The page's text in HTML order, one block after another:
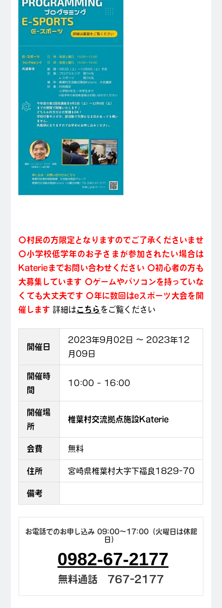
〇村民の方限定となりますのでご了承くださいませ
〇小学校低学年のお子さまが参加されたい場合は
Katerieまでお問い合わせください 〇初心者の方も
大募集しています 〇ゲームやパソコンを持っていな
くても大丈夫です 〇年に数回はeスポーツ大会を開
催します 詳細はこちら をご覧ください
開催日
2023年9月02日 ～ 2023年12
月09日
開催時
間
10:00 – 16:00
開催場
所
椎葉村交流拠点施設Katerie
会費 無料
住所 宮崎県椎葉村大字下福良1829-70
備考
お電話でのお申し込み 09:00〜17:00（火曜日は休館
日）
0982-67-2177
無料通話 767-2177